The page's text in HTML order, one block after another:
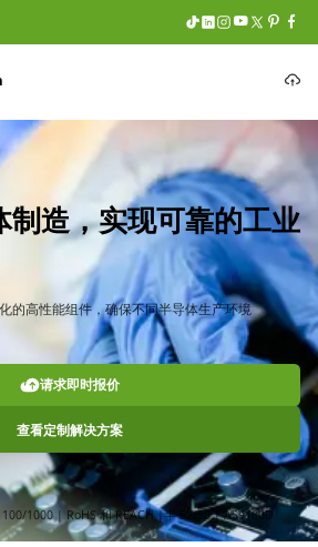
制造，实现可靠的工业
的高性能组件，确保不同半导体生产环境
请求即时报价
查看定制解决方案
1000 | RoHS 和 REACH |半 S2/S8 | AS9100D